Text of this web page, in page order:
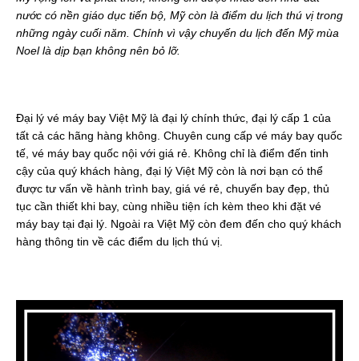
nước có nền giáo dục tiến bộ, Mỹ còn là điểm du lịch thú vị trong
những ngày cuối năm. Chính vì vậy chuyến du lịch đến Mỹ mùa
Noel là dịp bạn không nên bỏ lỡ.
Đại lý vé máy bay Việt Mỹ là đại lý chính thức, đại lý cấp 1 của
tất cả các hãng hàng không. Chuyên cung cấp vé máy bay quốc
tế, vé máy bay quốc nội với giá rẻ. Không chỉ là điểm đến tinh
cậy của quý khách hàng, đại lý Việt Mỹ còn là nơi bạn có thể
được tư vấn về hành trình bay, giá vé rẻ, chuyến bay đẹp, thủ
tục cần thiết khi bay, cùng nhiều tiện ích kèm theo khi đặt vé
máy bay tại đại lý. Ngoài ra Việt Mỹ còn đem đến cho quý khách
hàng thông tin về các điểm du lịch thú vị.